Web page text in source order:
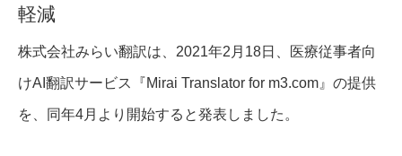
軽減
株式会社みらい翻訳は、2021年2月18日、医療従事者向
けAI翻訳サービス『Mirai Translator for m3.com』の提供
を、同年4月より開始すると発表しました。